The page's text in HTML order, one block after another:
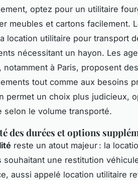
optez pour un utilitaire
meubles et cartons facilement.
location utilitaire pour transport
nécessitant un hayon. Les
notamment à Paris, proposent
tout comme aux besoins
permet un choix plus judicieux,
selon le volume transporté.
des durées et options
reste un atout majeur : la
souhaitant une restitution
aussi appelé location utilitaire